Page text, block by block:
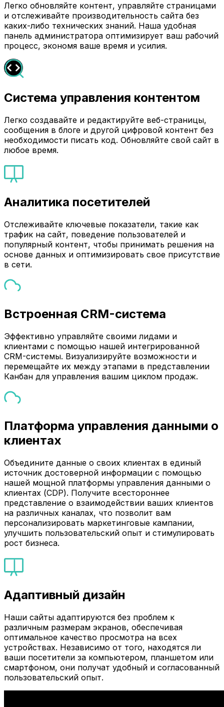
Легко обновляйте контент, управляйте страницами
и отслеживайте производительность сайта без
каких-либо технических знаний. Наша удобная
панель администратора оптимизирует ваш рабочий
процесс, экономя ваше время и усилия.
Система управления контентом
Легко создавайте и редактируйте веб-страницы,
сообщения в блоге и другой цифровой контент без
необходимости писать код. Обновляйте свой сайт в
любое время.
Аналитика посетителей
Отслеживайте ключевые показатели, такие как
трафик на сайт, поведение пользователей и
популярный контент, чтобы принимать решения на
основе данных и оптимизировать свое присутствие
в сети.
Встроенная CRM-система
Эффективно управляйте своими лидами и
клиентами с помощью нашей интегрированной
CRM-системы. Визуализируйте возможности и
перемещайте их между этапами в представлении
Канбан для управления вашим циклом продаж.
Платформа управления данными о
клиентах
Объедините данные о своих клиентах в единый
источник достоверной информации с помощью
нашей мощной платформы управления данными о
клиентах (CDP). Получите всестороннее
представление о взаимодействии ваших клиентов
на различных каналах, что позволит вам
персонализировать маркетинговые кампании,
улучшить пользовательский опыт и стимулировать
рост бизнеса.
Адаптивный дизайн
Наши сайты адаптируются без проблем к
различным размерам экранов, обеспечивая
оптимальное качество просмотра на всех
устройствах. Независимо от того, находятся ли
ваши посетители за компьютером, планшетом или
смартфоном, они получат удобный и согласованный
пользовательский опыт.